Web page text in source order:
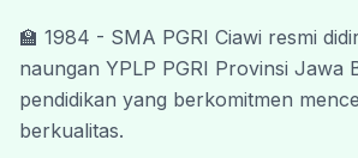
serta membentuk
berakhlak mulia, mandiri,
menghadapi tantangan masa
Kami menyadari bahwa
🏫 1984 - SMA PGRI Ciawi resmi
naungan YPLP PGRI Provinsi Jawa
pendidikan yang berkomitmen
berkualitas.